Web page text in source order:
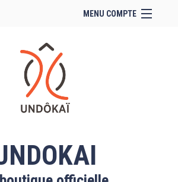
MENU COMPTE
Site Web du club
Facebook
Se connecter
Panier (vide)